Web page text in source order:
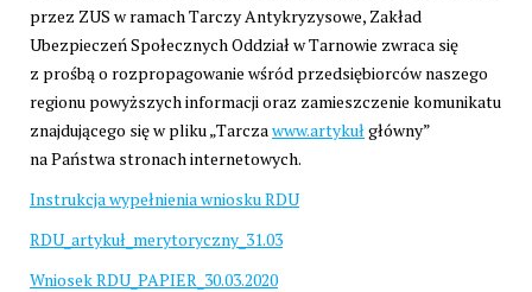
przez ZUS w ramach Tarczy Antykryzysowe, Zakład
Ubezpieczeń Społecznych Oddział w Tarnowie zwraca się
z prośbą o rozpropagowanie wśród przedsiębiorców naszego
regionu powyższych informacji oraz zamieszczenie komunikatu
znajdującego się w pliku „Tarcza www.artykułgłówny”
na Państwa stronach internetowych.
Instrukcja wypełnienia wniosku RDU
RDU_artykuł_merytoryczny_31.03
Wniosek RDU_PAPIER_30.03.2020